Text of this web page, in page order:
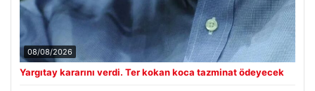
08/08/2026
Yargıtay kararını verdi. Ter kokan koca tazminat ödeyecek